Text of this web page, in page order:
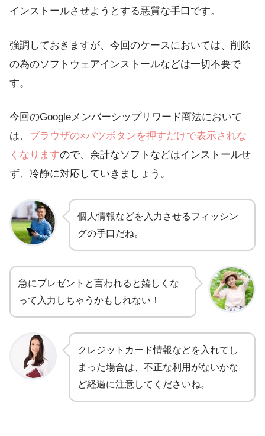
インストールさせようとする悪質な手口です。
強調しておきますが、今回のケースにおいては、削除
の為のソフトウェアインストールなどは一切不要で
す。
今回のGoogleメンバーシップリワード商法において
は、 ブラウザの×バツボタンを押すだけで表示されな
くなりますので、余計なソフトなどはインストールせ
ず、冷静に対応していきましょう。
個人情報などを入力させるフィッシン
グの手口だね。
急にプレゼントと言われると嬉しくな
って入力しちゃうかもしれない！
クレジットカード情報などを入れてし
まった場合は、不正な利用がないかな
ど経過に注意してくださいね。